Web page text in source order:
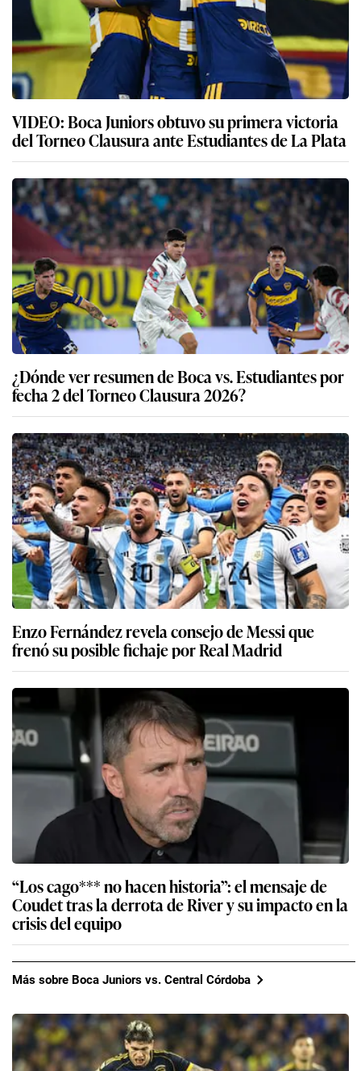
VIDEO: Boca Juniors obtuvo su primera victoria
del Torneo Clausura ante Estudiantes de La Plata
¿Dónde ver resumen de Boca vs. Estudiantes por
fecha 2 del Torneo Clausura 2026?
Enzo Fernández revela consejo de Messi que
frenó su posible fichaje por Real Madrid
“Los cago*** no hacen historia”: el mensaje de
Coudet tras la derrota de River y su impacto en la
crisis del equipo
Más sobre Boca Juniors vs. Central Córdoba